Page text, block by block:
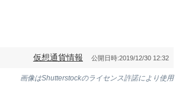
仮想通貨情報 公開日時:2019/12/30 12:32
画像はShutterstockのライセンス許諾により使用